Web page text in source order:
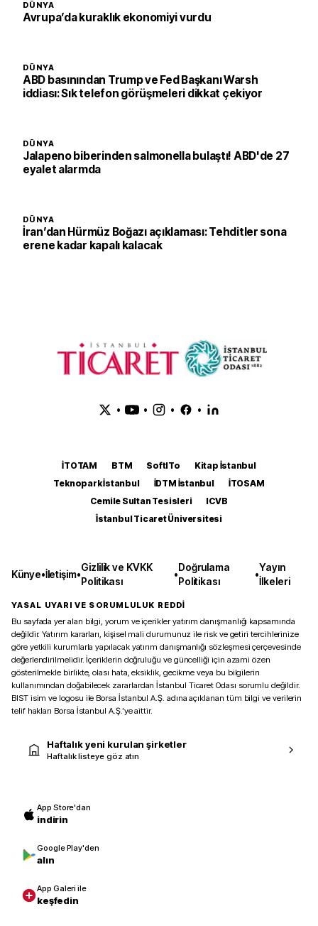
DÜNYA
Avrupa’da kuraklık ekonomiyi vurdu
DÜNYA
ABD basınından Trump ve Fed Başkanı Warsh
iddiası: Sık telefon görüşmeleri dikkat çekiyor
DÜNYA
Jalapeno biberinden salmonella bulaştı! ABD'de 27
eyalet alarmda
DÜNYA
İran’dan Hürmüz Boğazı açıklaması: Tehditler sona
erene kadar kapalı kalacak
• • • •
İTOTAM BTM SoftITo
Kitap İstanbul
Teknopark İstanbul
İDTM İstanbul
İTOSAM
Cemile Sultan Tesisleri
ICVB
İstanbul Ticaret Üniversitesi
Künye•İletişim•
Gizlilik ve KVKK
Politikası
•
Doğrulama
Politikası
•
Yayın
İlkeleri
YASAL UYARI VE SORUMLULUK REDDİ
Bu sayfada yer alan bilgi, yorum ve içerikler yatırım danışmanlığı kapsamında
değildir. Yatırım kararları, kişisel mali durumunuz ile risk ve getiri tercihlerinize
göre yetkili kurumlarla yapılacak yatırım danışmanlığı sözleşmesi çerçevesinde
değerlendirilmelidir. İçeriklerin doğruluğu ve güncelliği için azami özen
gösterilmekle birlikte, olası hata, eksiklik, gecikme veya bu bilgilerin
kullanımından doğabilecek zararlardan İstanbul Ticaret Odası sorumlu değildir.
BIST isim ve logosu ile Borsa İstanbul A.Ş. adına açıklanan tüm bilgi ve verilerin
telif hakları Borsa İstanbul A.Ş.’ye aittir.
Haftalık yeni kurulan şirketler
Haftalık listeye göz atın
App Store'dan
indirin
Google Play'den
alın
App Galeri ile
keşfedin